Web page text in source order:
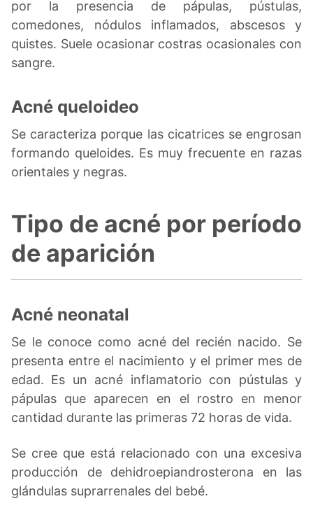
por la presencia de pápulas, pústulas,
comedones, nódulos inflamados, abscesos y
quistes. Suele ocasionar costras ocasionales con
sangre.
Acné queloideo
Se caracteriza porque las cicatrices se engrosan
formando queloides. Es muy frecuente en razas
orientales y negras.
Tipo de acné por período
de aparición
Acné neonatal
Se le conoce como acné del recién nacido. Se
presenta entre el nacimiento y el primer mes de
edad. Es un acné inflamatorio con pústulas y
pápulas que aparecen en el rostro en menor
cantidad durante las primeras 72 horas de vida.
Se cree que está relacionado con una excesiva
producción de dehidroepiandrosterona en las
glándulas suprarrenales del bebé.